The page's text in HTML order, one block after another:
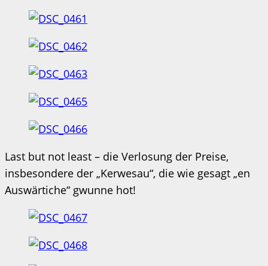
Last but not least – die Verlosung der Preise,
insbesondere der „Kerwesau“, die wie gesagt „en
Auswärtiche“ gwunne hot!